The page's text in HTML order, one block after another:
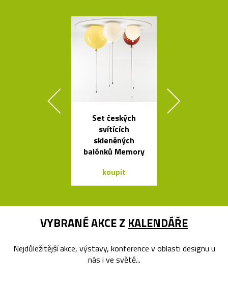
Set českých
svítících
skleněných
balónků Memory
koupit
VYBRANÉ AKCE Z KALENDÁŘE
Nejdůležitější akce, výstavy, konference v oblasti designu u
nás i ve světě...